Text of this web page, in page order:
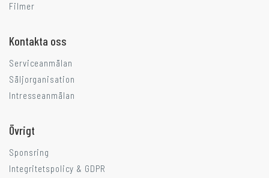
Filmer
Kontakta oss
Serviceanmälan
Säljorganisation
Intresseanmälan
Övrigt
Sponsring
Integritetspolicy & GDPR